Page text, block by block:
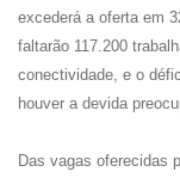
excederá a oferta em
faltarão 117.200
conectividade, e o
houver a devida
Das vagas oferecidas